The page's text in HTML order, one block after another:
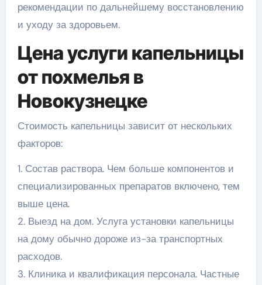
рекомендации по дальнейшему восстановлению
и уходу за здоровьем.
Цена услуги капельницы
от похмелья в
Новокузнецке
Стоимость капельницы зависит от нескольких
факторов:
1. Состав раствора. Чем больше компонентов и
специализированных препаратов включено, тем
выше цена.
2. Выезд на дом. Услуга установки капельницы
на дому обычно дороже из-за транспортных
расходов.
3. Клиника и квалификация персонала. Частные